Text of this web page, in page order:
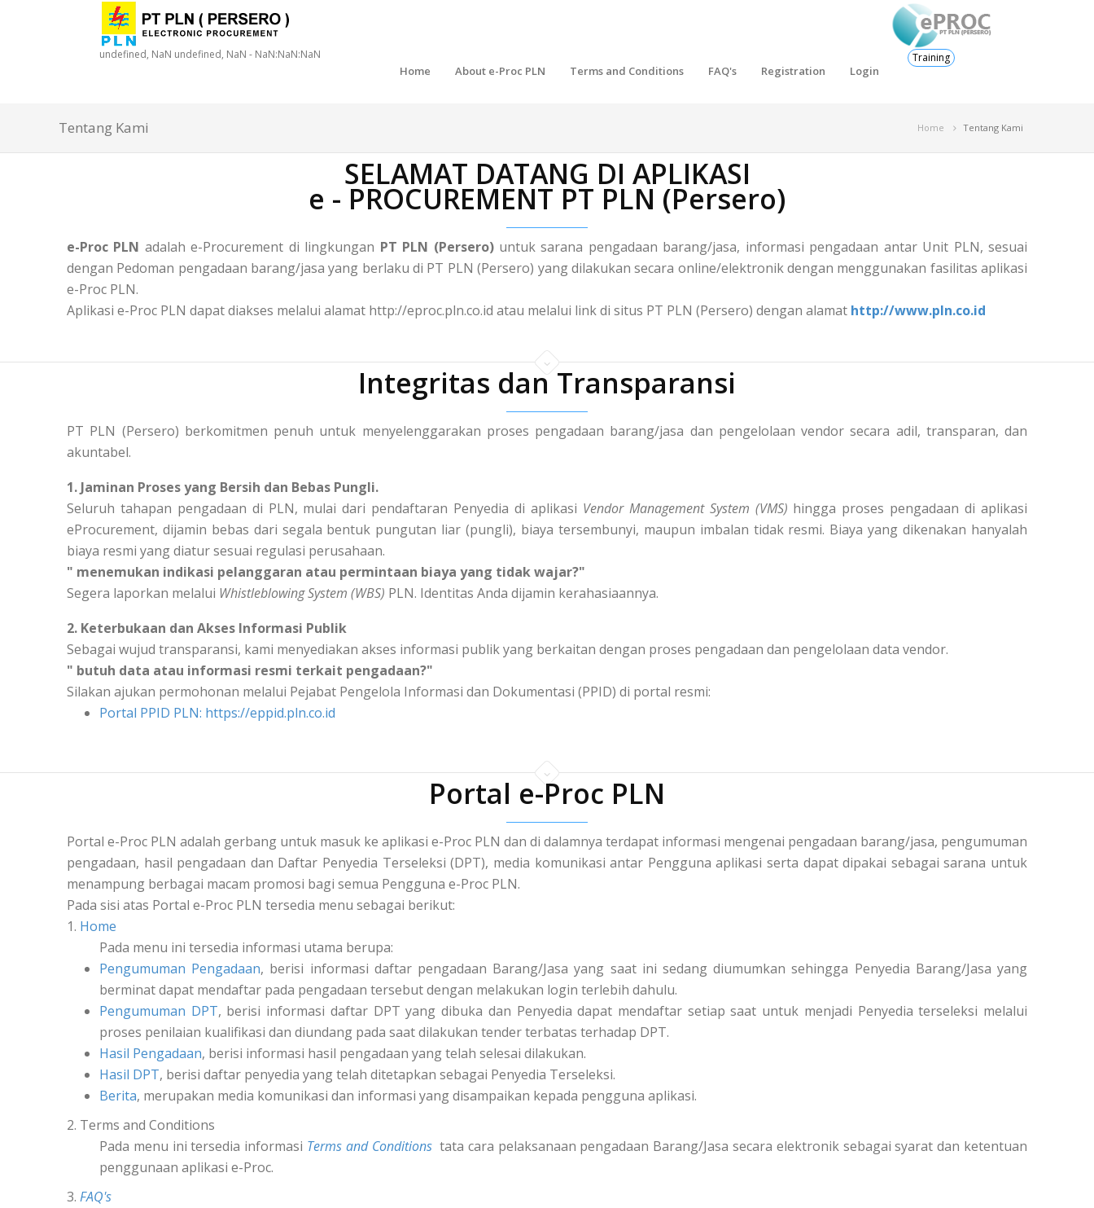
undefined, NaN undefined, NaN - NaN:NaN:NaN Training
Home About e-Proc PLN Terms and Conditions FAQ's Registration Login
Tentang Kami Home Tentang Kami
SELAMAT DATANG DI APLIKASI
e - PROCUREMENT PT PLN (Persero)
e-Proc PLN adalah e-Procurement di lingkungan PT PLN (Persero)untuk sarana pengadaan barang/jasa, informasi pengadaan antar Unit PLN, sesuai
dengan Pedoman pengadaan barang/jasa yang berlaku di PT PLN (Persero) yang dilakukan secara online/elektronik dengan menggunakan fasilitas aplikasi
e-Proc PLN.
Aplikasi e-Proc PLN dapat diakses melalui alamat http://eproc.pln.co.id atau melalui link di situs PT PLN (Persero) dengan alamat http://www.pln.co.id
Integritas dan Transparansi
PT PLN (Persero) berkomitmen penuh untuk menyelenggarakan proses pengadaan barang/jasa dan pengelolaan vendor secara adil, transparan, dan
akuntabel.
1. Jaminan Proses yang Bersih dan Bebas Pungli.
Seluruh tahapan pengadaan di PLN, mulai dari pendaftaran Penyedia di aplikasi Vendor Management System (VMS) hingga proses pengadaan di aplikasi
eProcurement, dijamin bebas dari segala bentuk pungutan liar (pungli), biaya tersembunyi, maupun imbalan tidak resmi. Biaya yang dikenakan hanyalah
biaya resmi yang diatur sesuai regulasi perusahaan.
" menemukan indikasi pelanggaran atau permintaan biaya yang tidak wajar?"
Segera laporkan melalui Whistleblowing System (WBS) PLN. Identitas Anda dijamin kerahasiaannya.
2. Keterbukaan dan Akses Informasi Publik
Sebagai wujud transparansi, kami menyediakan akses informasi publik yang berkaitan dengan proses pengadaan dan pengelolaan data vendor.
" butuh data atau informasi resmi terkait pengadaan?"
Silakan ajukan permohonan melalui Pejabat Pengelola Informasi dan Dokumentasi (PPID) di portal resmi:
Portal PPID PLN: https://eppid.pln.co.id
Portal e-Proc PLN
Portal e-Proc PLN adalah gerbang untuk masuk ke aplikasi e-Proc PLN dan di dalamnya terdapat informasi mengenai pengadaan barang/jasa, pengumuman
pengadaan, hasil pengadaan dan Daftar Penyedia Terseleksi (DPT), media komunikasi antar Pengguna aplikasi serta dapat dipakai sebagai sarana untuk
menampung berbagai macam promosi bagi semua Pengguna e-Proc PLN.
Pada sisi atas Portal e-Proc PLN tersedia menu sebagai berikut:
1. Home
Pada menu ini tersedia informasi utama berupa:
Pengumuman Pengadaan, berisi informasi daftar pengadaan Barang/Jasa yang saat ini sedang diumumkan sehingga Penyedia Barang/Jasa yang
berminat dapat mendaftar pada pengadaan tersebut dengan melakukan login terlebih dahulu.
Pengumuman DPT, berisi informasi daftar DPT yang dibuka dan Penyedia dapat mendaftar setiap saat untuk menjadi Penyedia terseleksi melalui
proses penilaian kualifikasi dan diundang pada saat dilakukan tender terbatas terhadap DPT.
Hasil Pengadaan, berisi informasi hasil pengadaan yang telah selesai dilakukan.
Hasil DPT, berisi daftar penyedia yang telah ditetapkan sebagai Penyedia Terseleksi.
Berita, merupakan media komunikasi dan informasi yang disampaikan kepada pengguna aplikasi.
2. Terms and Conditions
Pada menu ini tersedia informasi Terms and Conditionstata cara pelaksanaan pengadaan Barang/Jasa secara elektronik sebagai syarat dan ketentuan
penggunaan aplikasi e-Proc.
3. FAQ's